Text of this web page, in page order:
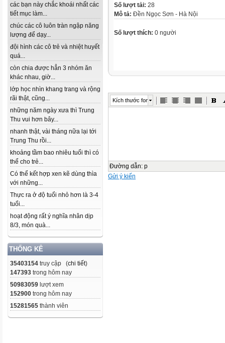
các bạn này chắc khoái nhất các
tiết mục làm...
chúc các cô luôn tràn ngập năng
lượng để dạy...
đội hình các cô trẻ và nhiệt huyết
quá...
còn chia được hẳn 3 nhóm ăn
khác nhau, giờ...
lớp học nhìn khang trang và rộng
rãi thật, cũng...
những năm ngày xưa thì Trung
Thu vui hơn bây...
nhanh thật, vài tháng nữa lại tới
Trung Thu rồi...
khoảng tầm bao nhiêu tuổi thì có
thể cho trẻ...
Có thể kết hợp xen kẽ dùng thìa
với những...
Thực ra ở độ tuổi nhỏ hơn là 3-4
tuổi...
hoạt động rất ý nghĩa nhân dịp
8/3, món quà...
THỐNG KÊ
35403154 truy cập (chi tiết)
147393 trong hôm nay
50983059 lượt xem
152900 trong hôm nay
15281565 thành viên
Số lượt tải: 28
Mô tả: Đền Ngọc Sơn - Hà Nội
Số lượt thích: 0 người
Kích thước font
Đường dẫn: p
Gửi ý kiến